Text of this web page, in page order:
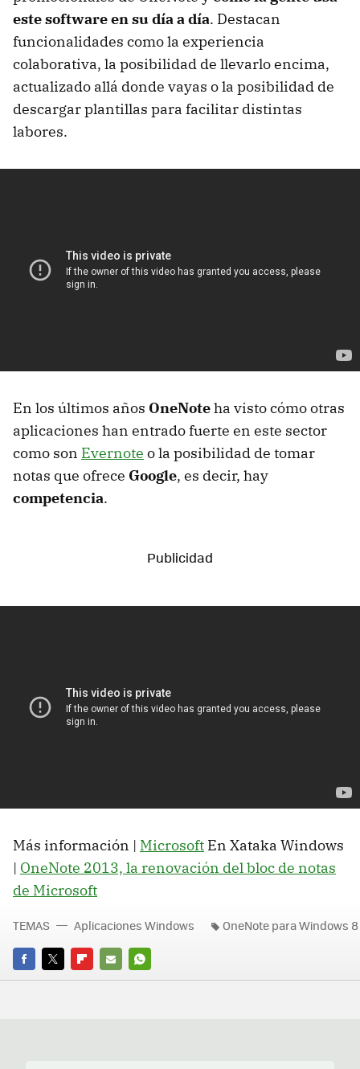
este software en su día a día. Destacan
funcionalidades como la experiencia
colaborativa, la posibilidad de llevarlo encima,
actualizado allá donde vayas o la posibilidad de
descargar plantillas para facilitar distintas
labores.
En los últimos años OneNoteha visto cómo otras
aplicaciones han entrado fuerte en este sector
como son Evernote o la posibilidad de tomar
notas que ofrece Google, es decir, hay
competencia.
Más información | Microsoft En Xataka Windows
| OneNote 2013, la renovación del bloc de notas
de Microsoft
FACEBOOK
TWITTERFLIPBOARD
E-
WHATSAPP
TEMAS Aplicaciones Windows OneNote para Windows 8